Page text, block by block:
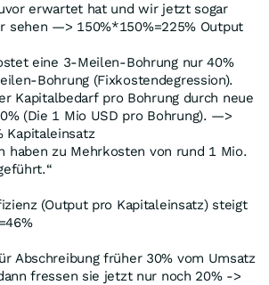
erwartet hat und wir jetzt sogar
sehen —> 150%*150%=225% Output
eine 3-Meilen-Bohrung nur 40%
Bohrung (Fixkostendegression).
Kapitalbedarf pro Bohrung durch neue
(Die 1 Mio USD pro Bohrung). —>
Kapitaleinsatz
haben zu Mehrkosten von rund 1 Mio.
(Output pro Kapitaleinsatz) steigt
Abschreibung früher 30% vom Umsatz
fressen sie jetzt nur noch 20% ->